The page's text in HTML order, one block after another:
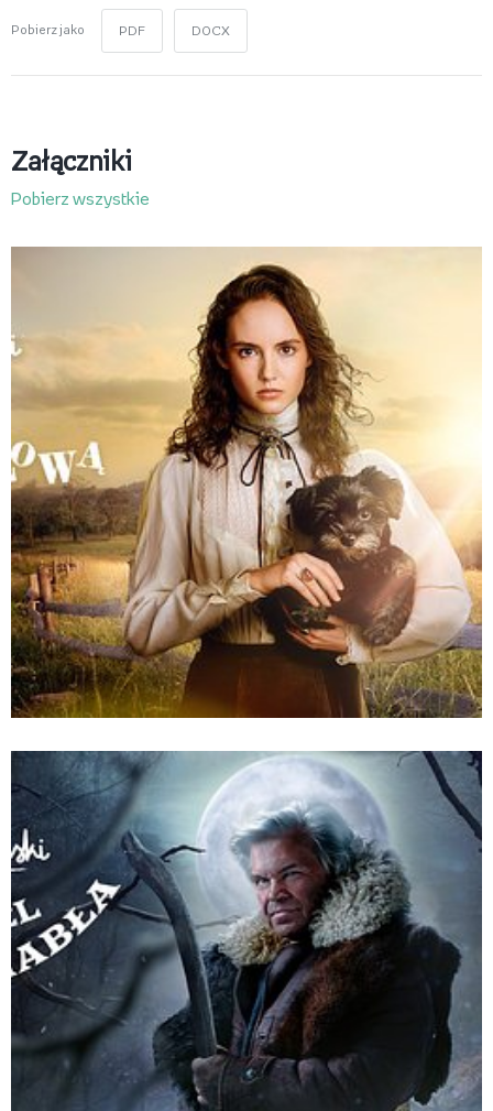
Pobierz jako PDF DOCX
Załączniki
Pobierz wszystkie
Pobierz